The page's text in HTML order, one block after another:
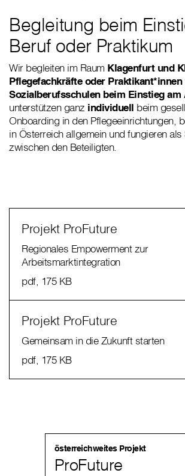
Begleitung beim
Beruf oder Praktikum
Wir begleiten im Raum Klagenfurt und
Pflegefachkräfte oder Praktikant*innen
Sozialberufsschulen beim Einstieg
unterstützen ganz individuell beim
Onboarding in den Pflegeeinrichtungen,
in Österreich allgemein und fungieren als
zwischen den Beteiligten.
Projekt ProFuture
Regionales Empowerment zur
Arbeitsmarktintegration
pdf, 175 KB
Projekt ProFuture
Gemeinsam in die Zukunft starten
pdf, 175 KB
österreichweites Projekt
ProFuture